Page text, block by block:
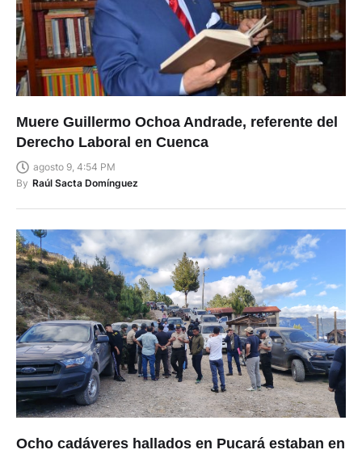
Muere Guillermo Ochoa Andrade, referente del
Derecho Laboral en Cuenca
agosto 9, 4:54 PM
By Raúl Sacta Domínguez
Ocho cadáveres hallados en Pucará estaban en